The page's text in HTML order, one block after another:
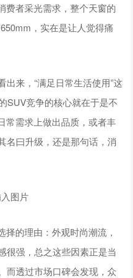
费者采光需求，整个天窗的
，实在是让人觉得痛
来，“满足日常生活使用”这
SUV竞争的核心就在于是不
常需求上做出品质，或者丰
名曰升级，还是那句话，消
的理由：外观时尚潮流，
很强，总之这些因素正是当
而透过市场口碑会发现，众